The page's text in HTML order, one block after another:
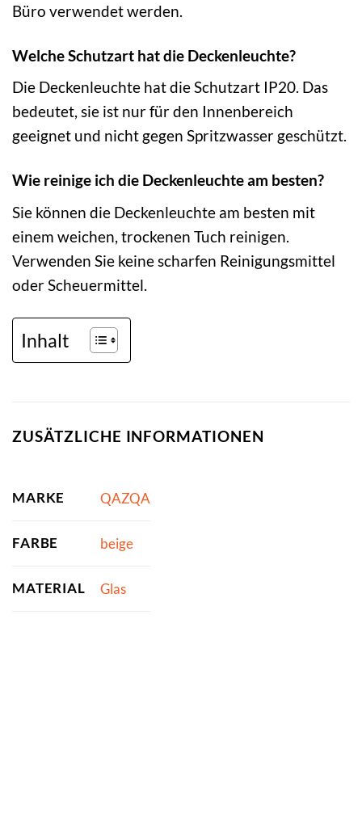
Büro verwendet werden.
Welche Schutzart hat die Deckenleuchte?
Die Deckenleuchte hat die Schutzart IP20. Das
bedeutet, sie ist nur für den Innenbereich
geeignet und nicht gegen Spritzwasser geschützt.
Wie reinige ich die Deckenleuchte am besten?
Sie können die Deckenleuchte am besten mit
einem weichen, trockenen Tuch reinigen.
Verwenden Sie keine scharfen Reinigungsmittel
oder Scheuermittel.
Inhalt
ZUSÄTZLICHE INFORMATIONEN
MARKE QAZQA
FARBE beige
MATERIAL Glas